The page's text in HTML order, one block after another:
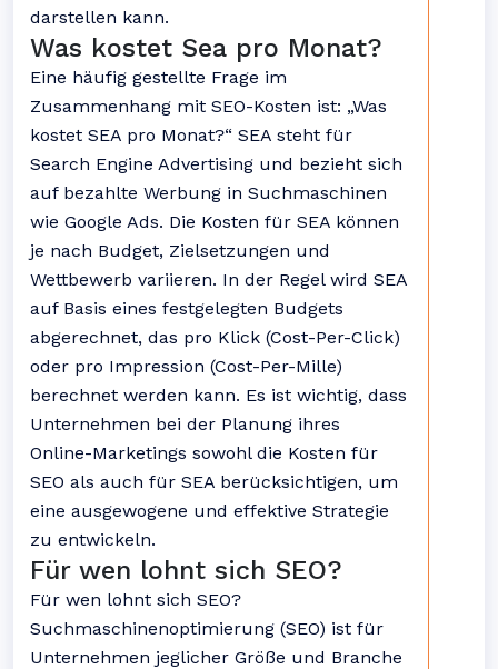
darstellen kann.
Was kostet Sea pro Monat?
Eine häufig gestellte Frage im
Zusammenhang mit SEO-Kosten ist: „Was
kostet SEA pro Monat?“ SEA steht für
Search Engine Advertising und bezieht sich
auf bezahlte Werbung in Suchmaschinen
wie Google Ads. Die Kosten für SEA können
je nach Budget, Zielsetzungen und
Wettbewerb variieren. In der Regel wird SEA
auf Basis eines festgelegten Budgets
abgerechnet, das pro Klick (Cost-Per-Click)
oder pro Impression (Cost-Per-Mille)
berechnet werden kann. Es ist wichtig, dass
Unternehmen bei der Planung ihres
Online-Marketings sowohl die Kosten für
SEO als auch für SEA berücksichtigen, um
eine ausgewogene und effektive Strategie
zu entwickeln.
Für wen lohnt sich SEO?
Für wen lohnt sich SEO?
Suchmaschinenoptimierung (SEO) ist für
Unternehmen jeglicher Größe und Branche